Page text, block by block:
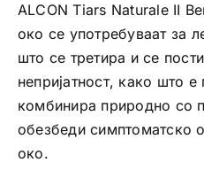
ALCON Tiars Naturale II
око се употребуваат за
што се третира и се
непријатност, како што
комбинира природно со
обезбеди симптоматско
око.